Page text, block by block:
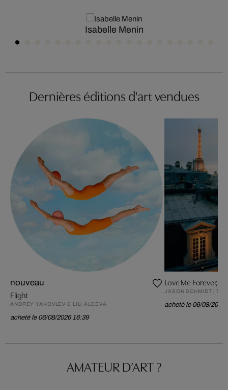
Isabelle Menin
Dernières éditions d'art vendues
nouveau
Flight
ANDREY YAKOVLEV & LILI ALEEVA
acheté le 06/08/2026 16:39
Love Me Forever,
JASON SCHMIDT |
acheté le 06/08/2026
AMATEUR D’ART ?